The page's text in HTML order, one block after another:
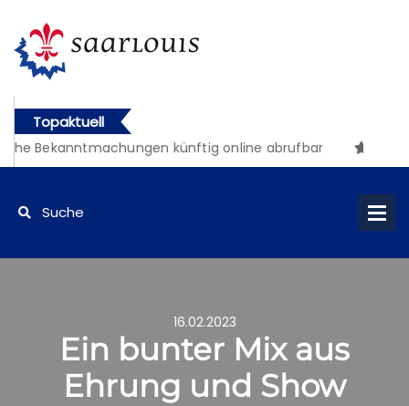
Topaktuell
Bekanntmachungen künftig online abrufbar
16.02.2023
Ein bunter Mix aus
Ehrung und Show